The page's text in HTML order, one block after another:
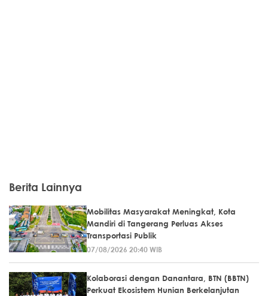
Berita Lainnya
Mobilitas Masyarakat Meningkat, Kota
Mandiri di Tangerang Perluas Akses
Transportasi Publik
07/08/2026 20:40 WIB
Kolaborasi dengan Danantara, BTN (BBTN)
Perkuat Ekosistem Hunian Berkelanjutan